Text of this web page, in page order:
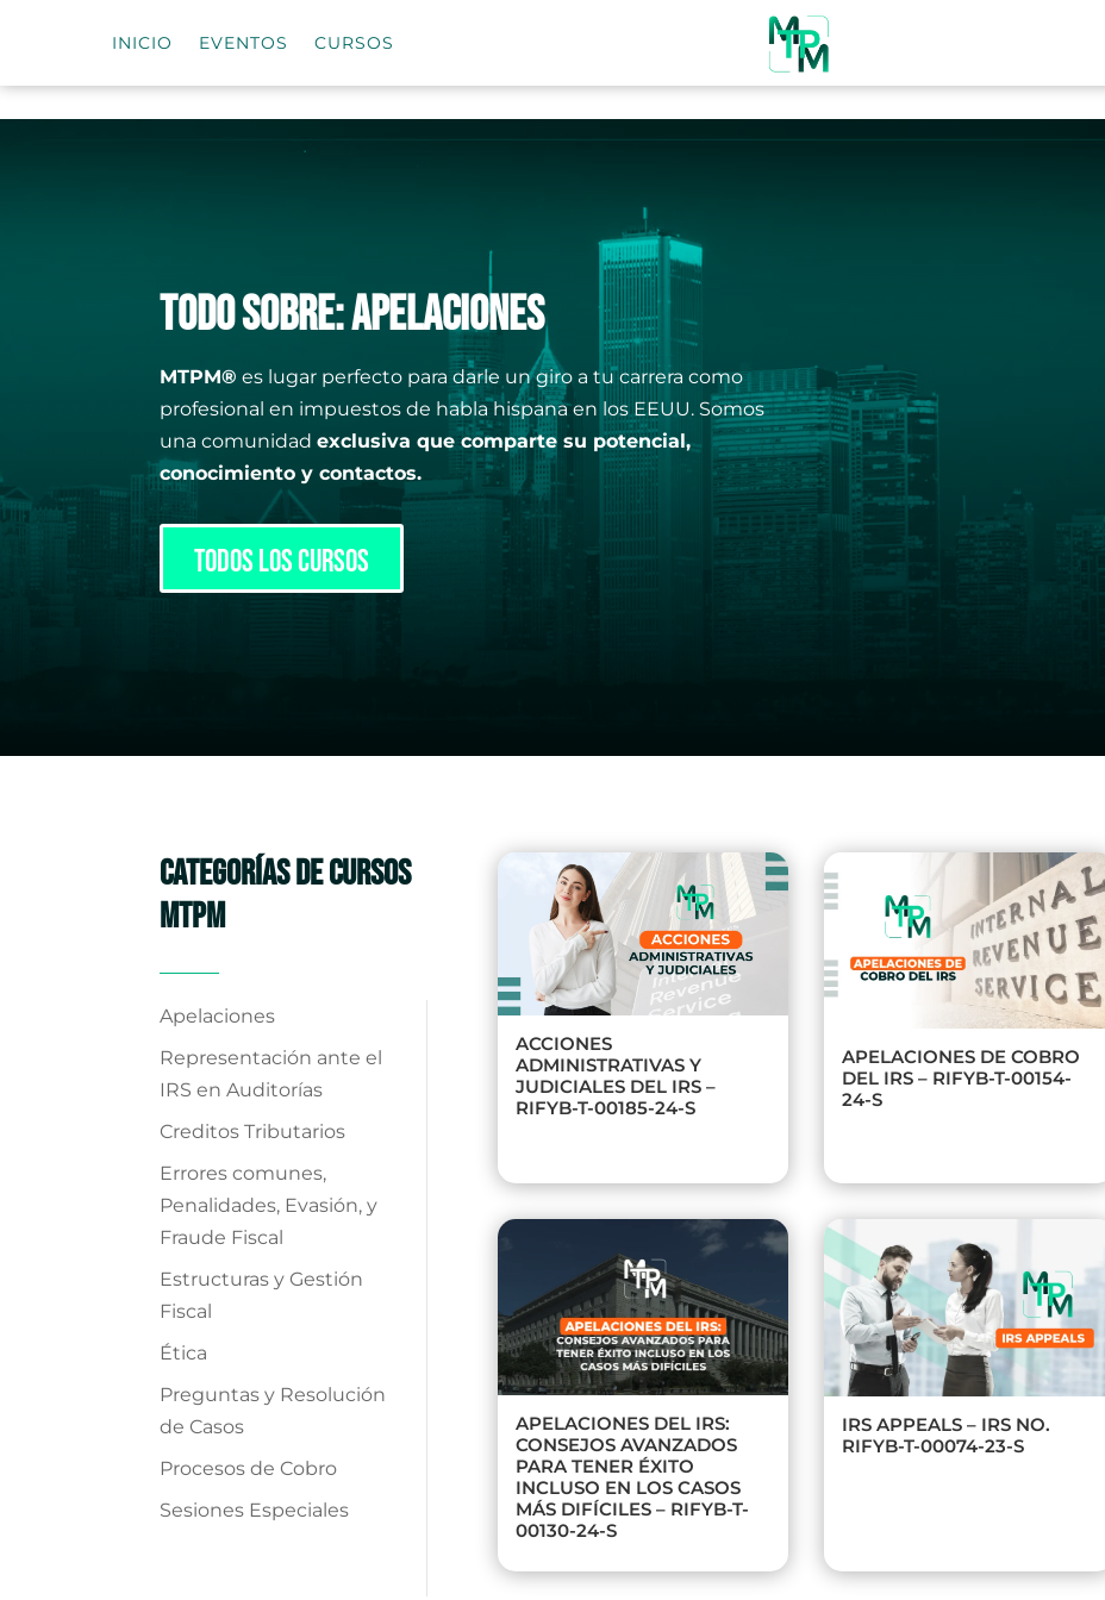
INICIO EVENTOS CURSOS
TODO SOBRE: APELACIONES
MTPM® es lugar perfecto para darle un giro a tu carrera como
profesional en impuestos de habla hispana en los EEUU. Somos
una comunidadexclusiva que comparte su potencial,
conocimiento y contactos.
todos los cursos
CATEGORÍAS DE CURSOS
MTPM
Apelaciones
Representación ante el
IRS en Auditorías
Creditos Tributarios
Errores comunes,
Penalidades, Evasión, y
Fraude Fiscal
Estructuras y Gestión
Fiscal
Ética
Preguntas y Resolución
de Casos
Procesos de Cobro
Sesiones Especiales
ACCIONES
ADMINISTRATIVAS Y
JUDICIALES DEL IRS –
RIFYB-T-00185-24-S
APELACIONES DE COBRO
DEL IRS – RIFYB-T-00154-
24-S
APELACIONES DEL IRS:
CONSEJOS AVANZADOS
PARA TENER ÉXITO
INCLUSO EN LOS CASOS
MÁS DIFÍCILES – RIFYB-T-
00130-24-S
IRS APPEALS – IRS NO.
RIFYB-T-00074-23-S